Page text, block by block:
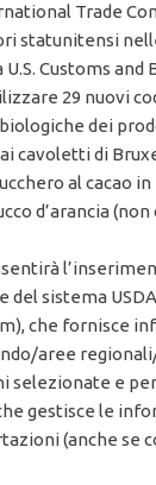
Trade
statunitensi
Customs and
29 nuovi
dei
cavoletti di
al cacao
d’arancia
sistema USDA
che fornisce
aree
selezionate e per
gestisce le
(anche se